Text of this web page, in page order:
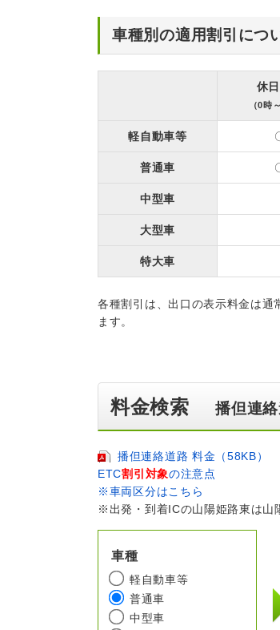
車種別の適用割引につ
休日
（0時
軽自動車等
普通車
中型車
大型車
特大車
各種割引は、出口の表示料金は
ます。
料金検索播但連
播但連絡道路 料金（58KB）
ETC割引対象の注意点
※車両区分はこちら
※出発・到着ICの山陽姫路東は山
車種
軽自動車等
普通車
中型車